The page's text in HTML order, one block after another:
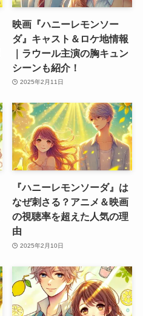
映画『ハニーレモンソー
ダ』キャスト＆ロケ地情報
｜ラウール主演の胸キュン
シーンも紹介！
2025年2月11日
『ハニーレモンソーダ』は
なぜ刺さる？アニメ＆映画
の視聴率を超えた人気の理
由
2025年2月10日